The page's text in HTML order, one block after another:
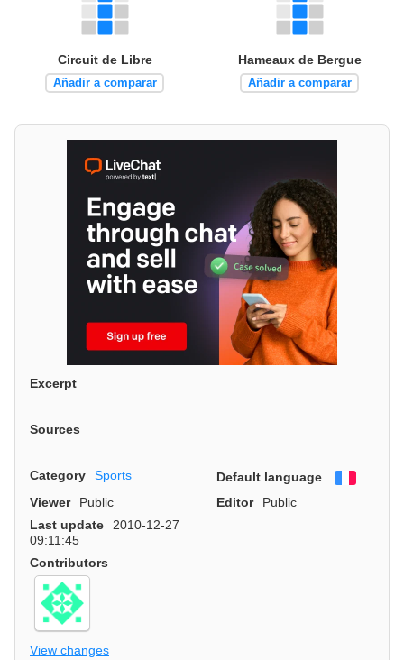
Circuit de Libre
Añadir a comparar
Hameaux de Bergue
Añadir a comparar
Excerpt
Sources
Category Sports Default language
Viewer
Public Editor
Public
Last update
2010-12-27
09:11:45
Contributors
View changes